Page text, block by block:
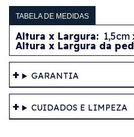
TABELA DE MEDIDAS
Altura x Largura: 1,5cm
Altura x Largura da
GARANTIA
CUIDADOS E LIMPEZA